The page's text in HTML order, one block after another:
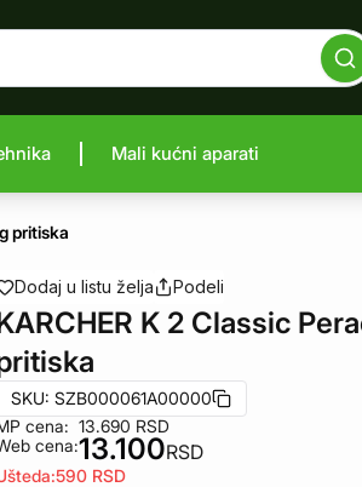
Mali kućni aparati
pritiska
Dodaj u listu želja Podeli
K 2 Classic
SKU: SZB000061A00000
cena:
cena:
13.690 RSD
13.100RSD
590 RSD